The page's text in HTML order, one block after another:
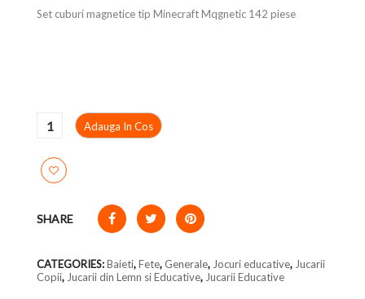
Set cuburi magnetice tip Minecraft Mqgnetic 142 piese
Adauga In Cos
SHARE
CATEGORIES:Baieti,Fete, Generale, Jocuri educative, Jucarii
Copii, Jucarii din Lemn si Educative, Jucarii Educative